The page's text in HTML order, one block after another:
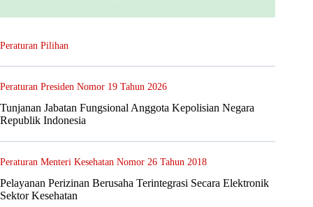
Peraturan Pilihan
Peraturan Presiden Nomor 19 Tahun 2026
Tunjanan Jabatan Fungsional Anggota Kepolisian Negara
Republik Indonesia
Peraturan Menteri Kesehatan Nomor 26 Tahun 2018
Pelayanan Perizinan Berusaha Terintegrasi Secara Elektronik
Sektor Kesehatan